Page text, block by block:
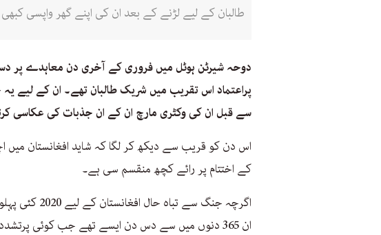
طالبان کے لیے لڑنے کے بعد ان کی اپنے گھر واپسی
دوحہ شیرٹن ہوٹل میں فروری کے آخری دن معاہدے
پراعتماد اس تقریب میں شریک طالبان تھے۔ ان کے لیے
سے قبل ان کی وکٹری مارچ ان کے ان جذبات کی عکاسی
اس دن کو قریب سے دیکھ کر لگا کہ شاید افغانستان میں
کے اختتام پر رائے کچھ منقسم سی ہے۔
اگرچہ جنگ سے
ان 365 دنوں میں سے دس دن ایسے تھے جب کوئی